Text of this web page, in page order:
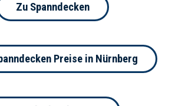
Zu Spanndecken
Preise in Nürnberg